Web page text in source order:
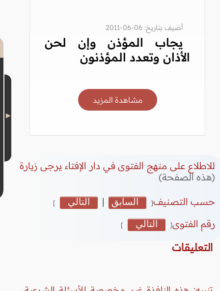
أضيف بتاريخ: 06-06-2011
يجاب المؤذن وإن لحن
الأذان وتعدد المؤذنون
مشاهدة المزيد
للاطلاع على منهج الفتوى في دار الإفتاء يرجى زيارة
(هذه الصفحة)
حسب التصنيف[ السابق | التالي ]
رقم الفتوى[ التالي ]
التعليقات